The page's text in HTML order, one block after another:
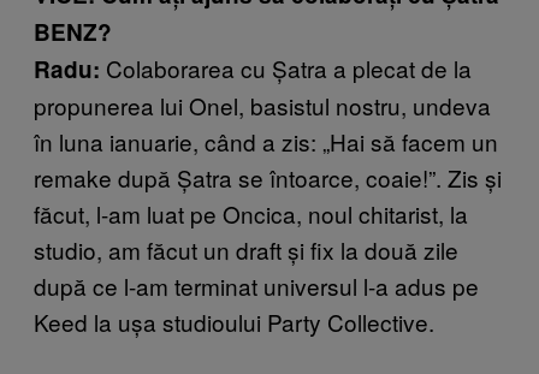
BENZ?
Radu: Colaborarea cu Șatra a plecat de la
propunerea lui Onel, basistul nostru, undeva
în luna ianuarie, când a zis: „Hai să facem un
remake după Șatra se întoarce, coaie!”. Zis și
făcut, l-am luat pe Oncica, noul chitarist, la
studio, am făcut un draft și fix la două zile
după ce l-am terminat universul l-a adus pe
Keed la ușa studioului Party Collective.